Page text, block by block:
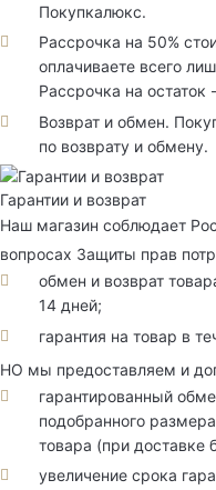
Покупкалюкс.
Рассрочка на 50%
оплачиваете всего
Рассрочка на
Возврат и обмен.
по возврату и обмену.
Гарантии и возврат
Наш магазин соблюдает
вопросах Защиты прав
обмен и возврат
14 дней;
гарантия на товар в
НО мы предоставляем и
гарантированный
подобранного
товара (при доставке
увеличение срока